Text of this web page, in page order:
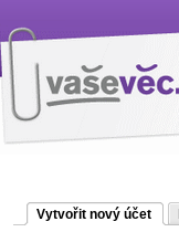
Vytvořit nový účet